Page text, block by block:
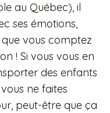
au Québec), il
ses émotions,
vous comptez
! Si vous vous en
des enfants
ne faites
peut-être que ça